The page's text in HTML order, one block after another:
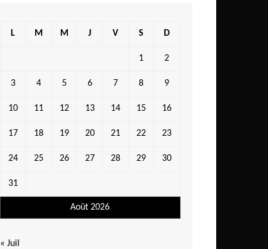
Août 2026
L M M J V S D
1 2
3 4 5 6 7 8 9
10 11 12 13 14 15 16
17 18 19 20 21 22 23
24 25 26 27 28 29 30
31
« Juil